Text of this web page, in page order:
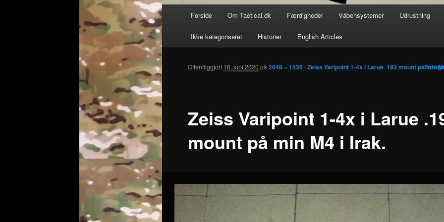
Forside Om Tactical.dk Færdigheder Våbensystemer Udrustning
Ikke kategoriseret Historier English Articles
← Forrige
Zeiss Varipoint 1-4x i Larue
mount på min M4 i Irak.
Offentliggjort 16. juni 2020 på2048 × 1536iZeiss Varipoint 1-4x i Larue .193 mount på min